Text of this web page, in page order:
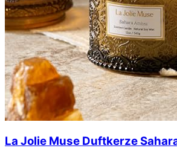
La Jolie Muse Duftkerze